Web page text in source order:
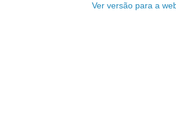
Ver versão para a